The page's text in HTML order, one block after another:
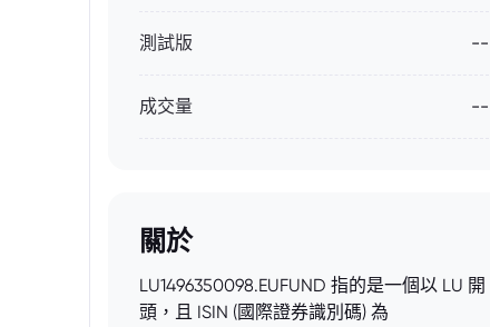
測試版 --
成交量 --
關於
LU1496350098.EUFUND 指的是一個以 LU 開
頭，且 ISIN (國際證券識別碼) 為